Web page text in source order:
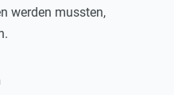
werden mussten,